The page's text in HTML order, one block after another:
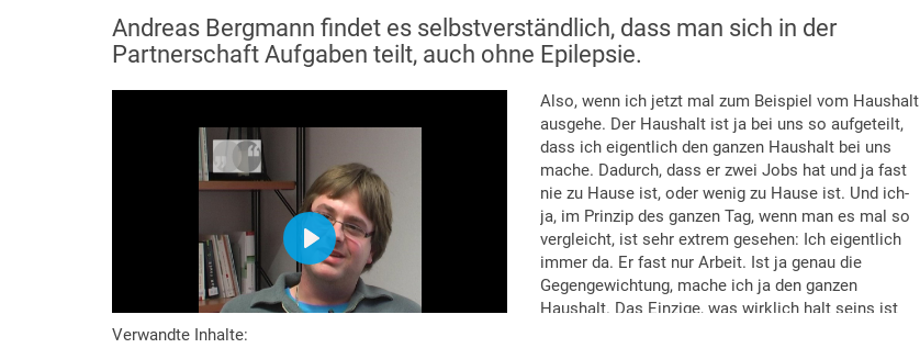
Andreas Bergmann findet es selbstverständlich, dass man sich in der
Partnerschaft Aufgaben teilt, auch ohne Epilepsie.
Also, wenn ich jetzt mal zum Beispiel vom Haushalt
ausgehe. Der Haushalt ist ja bei uns so aufgeteilt,
dass ich eigentlich den ganzen Haushalt bei uns
mache. Dadurch, dass er zwei Jobs hat und ja fast
nie zu Hause ist, oder wenig zu Hause ist. Und ich-
ja, im Prinzip des ganzen Tag, wenn man es mal so
vergleicht, ist sehr extrem gesehen: Ich eigentlich
immer da. Er fast nur Arbeit. Ist ja genau die
Gegengewichtung, mache ich ja den ganzen
Haushalt. Das Einzige, was wirklich halt seins ist
Verwandte Inhalte